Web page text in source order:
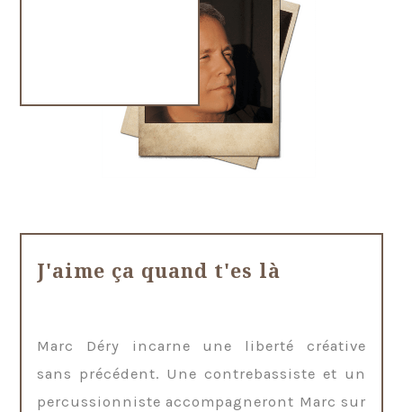
J'aime ça quand t'es là
Marc Déry incarne une liberté créative
sans précédent. Une contrebassiste et un
percussionniste accompagneront Marc sur